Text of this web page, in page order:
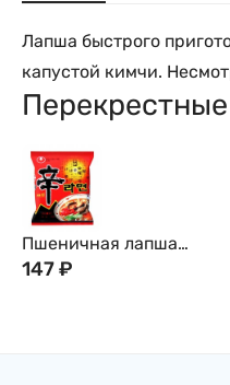
Лапша быстрого
капустой кимчи.
Пшеничная лапша
быстрого приготовления
147₽